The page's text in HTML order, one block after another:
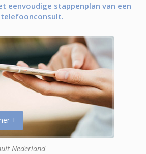
eenvoudige stappenplan van een
+
Nederland